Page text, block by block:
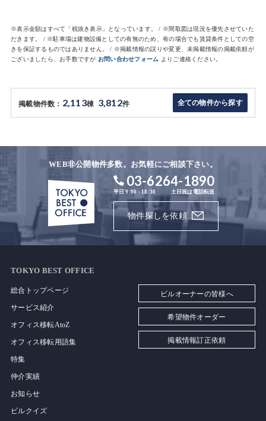
※表示金額はすべて「税抜き表示」となっています。 / ※間取図は現況を優先させていた
だきます。 / ※駐車場は建物設備としての有無のため、有の場合でも賃貸条件としての空
きを保証するものではありません。 / ※掲載情報の誤りや変更、未掲載情報の掲載依頼が
ございましたら、お手数ですが お問い合わせフォーム よりご連絡ください。
掲載物件数： 2,113棟 3,812件 全ての物件から探す
WEB非公開物件多数。お気軽にご相談下さい。
03-6264-1890
平日 9:00 - 18:30 土日祝は電話転送
物件探しを依頼
TOKYO BEST OFFICE
総合トップページ
サービス紹介
オフィス移転AtoZ
オフィス移転用語集
特集
仲介実績
お知らせ
ビルクイズ
ビルオーナーの皆様へ
希望物件オーダー
掲載情報訂正依頼